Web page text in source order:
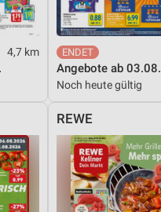
4,7 km
Angebote ab 03.08.
Noch heute gültig
REWE